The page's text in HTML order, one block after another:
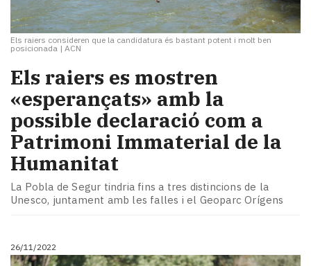
Els raiers consideren que la candidatura és bastant potent i molt ben
posicionada | ACN
Els raiers es mostren
«esperançats» amb la
possible declaració com a
Patrimoni Immaterial de la
Humanitat
La Pobla de Segur tindria fins a tres distincions de la
Unesco, juntament amb les falles i el Geoparc Orígens
26/11/2022